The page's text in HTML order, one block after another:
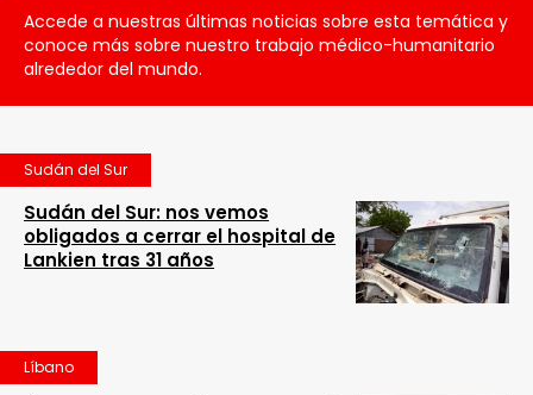
Accede a nuestras últimas noticias sobre esta temática y
conoce más sobre nuestro trabajo médico-humanitario
alrededor del mundo.
Sudán del Sur
Sudán del Sur: nos vemos
obligados a cerrar el hospital de
Lankien tras 31 años
Líbano